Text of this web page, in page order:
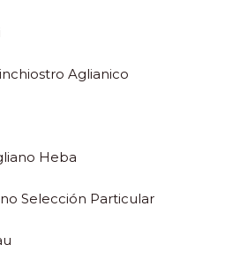
Aglianico
Heba
Selección Particular